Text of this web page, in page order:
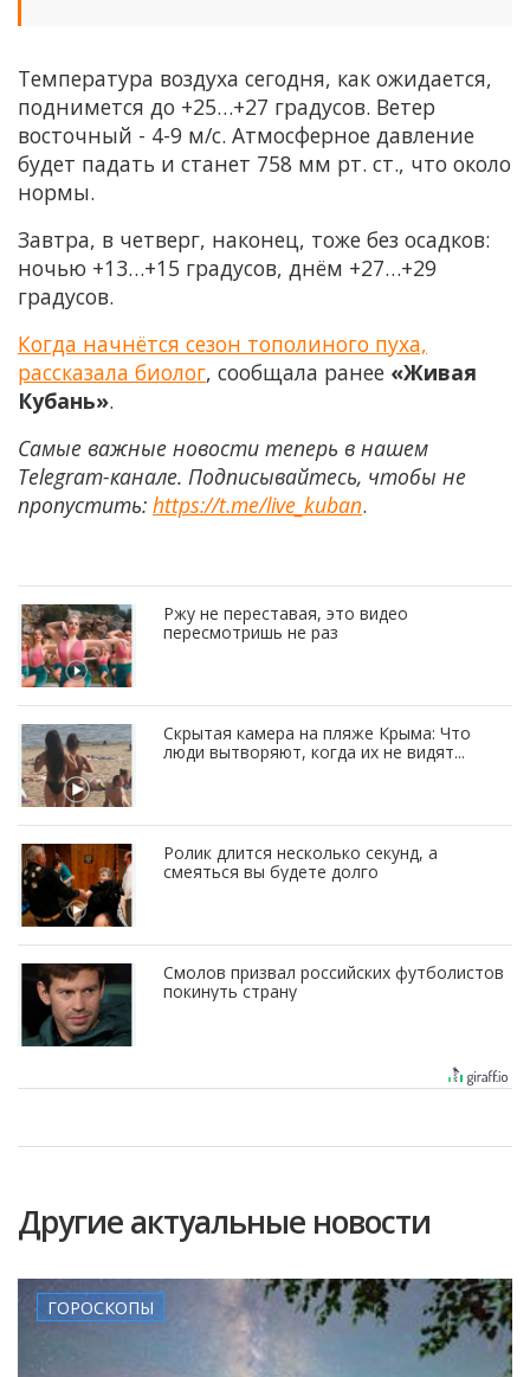
Температура воздуха сегодня, как ожидается,
поднимется до +25…+27 градусов. Ветер
восточный - 4-9 м/с. Атмосферное давление
будет падать и станет 758 мм рт. ст., что около
нормы.
Завтра, в четверг, наконец, тоже без осадков:
ночью +13…+15 градусов, днём +27…+29
градусов.
Когда начнётся сезон тополиного пуха,
рассказала биолог, сообщала ранее «Живая
Кубань».
Самые важные новости теперь в нашем
Telegram-канале. Подписывайтесь, чтобы не
пропустить: https://t.me/live_kuban.
Ржу не переставая, это видео
пересмотришь не раз
Скрытая камера на пляже Крыма: Что
люди вытворяют, когда их не видят...
Ролик длится несколько секунд, а
смеяться вы будете долго
Смолов призвал российских футболистов
покинуть страну
Другие актуальные новости
ГОРОСКОПЫ